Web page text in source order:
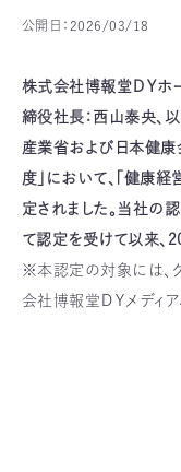
公開日： 2026/03/18
株式会社博報堂ＤＹホ
締役社長：西山泰央、
産業省および日本健康
度」において、「健康
定されました。当社の
て認定を受けて以来、
※本認定の対象には、
会社博報堂ＤＹメディ